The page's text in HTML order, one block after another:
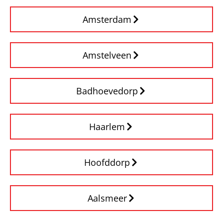
Amsterdam
Amstelveen
Badhoevedorp
Haarlem
Hoofddorp
Aalsmeer